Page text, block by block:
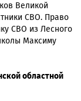
Великой
СВО. Право
СВО из Лесного
Максиму
областной